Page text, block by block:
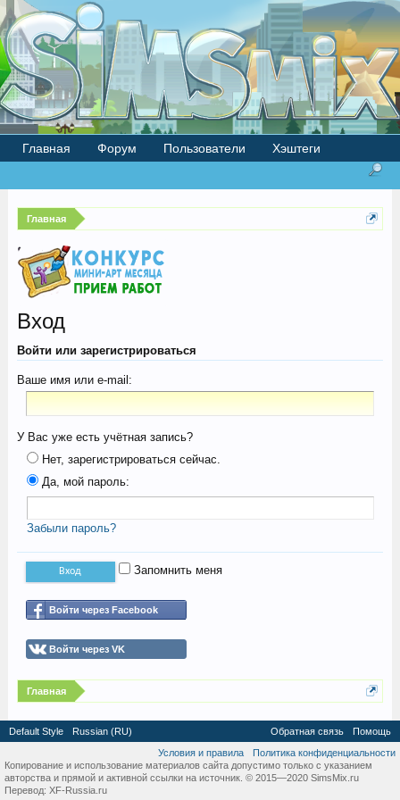
Главная
Вход
Войти или зарегистрироваться
Ваше имя или e-mail:
У Вас уже есть учётная запись?
Нет, зарегистрироваться сейчас.
Да, мой пароль:
Забыли пароль?
Запомнить меня
Войти через Facebook
Войти через VK
Главная
Главная Форум Пользователи Хэштеги
Default Style Russian (RU) Обратная связь
Помощь
Условия и правила
Политика конфиденциальности
Копирование и использование материалов сайта допустимо только с указанием
авторства и прямой и активной ссылки на источник. © 2015—2020 SimsMix.ru
Перевод: XF-Russia.ru